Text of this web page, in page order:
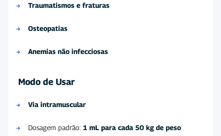
Traumatismos e fraturas
Osteopatias
Anemias não infecciosas
Modo de Usar
Via intramuscular
Dosagem padrão: 1 mL para cada 50 kg de peso